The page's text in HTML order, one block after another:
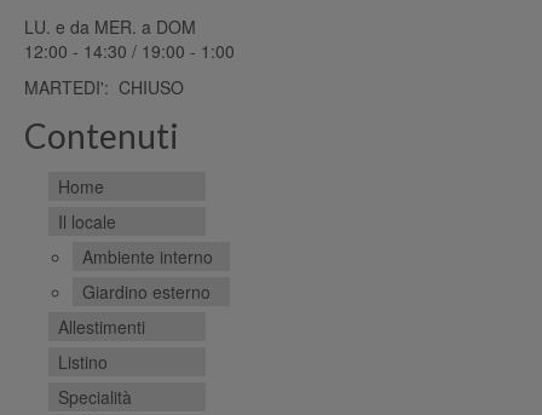
LU. e da MER. a DOM
12:00 - 14:30 / 19:00 - 1:00
MARTEDI': CHIUSO
Contenuti
Home
Il locale
Ambiente interno
Giardino esterno
Allestimenti
Listino
Specialità